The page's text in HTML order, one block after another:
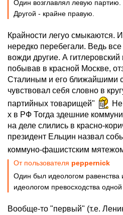
Один возглавлял левую партию.
Другой - крайне правую.
Крайности легуо смыкаются.
нередко перебегали. Ведь
вожди другие. А
побывав в красной Москве,
Сталиным и его ближайшими
чувствовал себя словно в
партийных товарищей"
х в РФ Тогда здешние
на деле слились в красно-
президент Ельцин назвал
коммуно-фашистским
От пользователя peppernick
Один был идеологом равенства
идеологом превосходства
Вообще-то "первый" (т.е.